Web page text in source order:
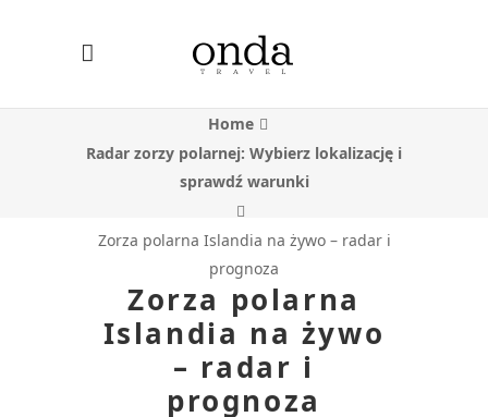
Home
Radar zorzy polarnej: Wybierz lokalizację i
sprawdź warunki
Zorza polarna Islandia na żywo – radar i
prognoza
Zorza polarna
Islandia na żywo
– radar i
prognoza